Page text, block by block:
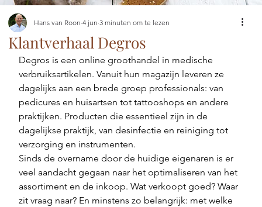
Klantverhaal Degros
Hans van Roon 4 jun 3 minuten om te lezen
Degros is een online groothandel in medische
verbruiksartikelen. Vanuit hun magazijn leveren ze
dagelijks aan een brede groep professionals: van
pedicures en huisartsen tot tattooshops en andere
praktijken. Producten die essentieel zijn in de
dagelijkse praktijk, van desinfectie en reiniging tot
verzorging en instrumenten.
Sinds de overname door de huidige eigenaren is er
veel aandacht gegaan naar het optimaliseren van het
assortiment en de inkoop. Wat verkoopt goed? Waar
zit vraag naar? En minstens zo belangrijk: met welke